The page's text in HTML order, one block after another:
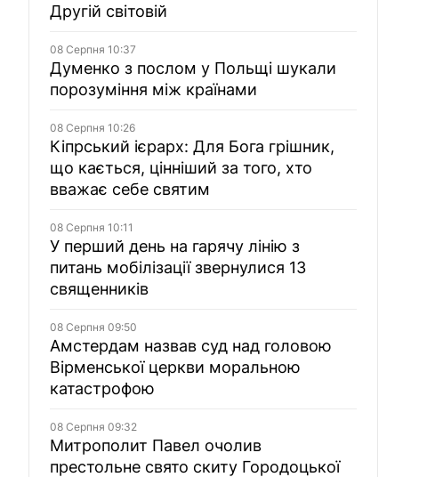
Другій світовій
08 Серпня 10:37
Думенко з послом у Польщі шукали
порозуміння між країнами
08 Серпня 10:26
Кіпрський ієрарх: Для Бога грішник,
що кається, цінніший за того, хто
вважає себе святим
08 Серпня 10:11
У перший день на гарячу лінію з
питань мобілізації звернулися 13
священників
08 Серпня 09:50
Амстердам назвав суд над головою
Вірменської церкви моральною
катастрофою
08 Серпня 09:32
Митрополит Павел очолив
престольне свято скиту Городоцької